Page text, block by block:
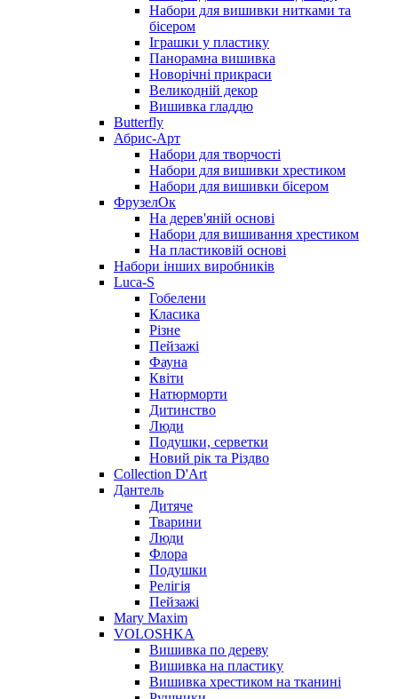
Набори для вишивки нитками та
бісером
Іграшки у пластику
Панорамна вишивка
Новорічні прикраси
Великодній декор
Вишивка гладдю
Butterfly
Абрис-Арт
Набори для творчості
Набори для вишивки хрестиком
Набори для вишивки бісером
ФрузелОк
На дерев'яній основі
Набори для вишивання хрестиком
На пластиковій основі
Набори інших виробників
Luca-S
Гобелени
Класика
Різне
Пейзажі
Фауна
Квіти
Натюрморти
Дитинство
Люди
Подушки, серветки
Новий рік та Різдво
Collection D'Art
Дантель
Дитяче
Тварини
Люди
Флора
Подушки
Релігія
Пейзажі
Mary Maxim
VOLOSHKA
Вишивка по дереву
Вишивка на пластику
Вишивка хрестиком на тканині